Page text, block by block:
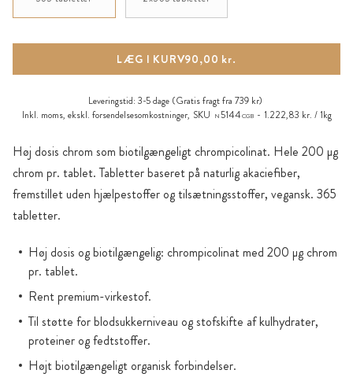
Høj dosis chrom som biotilgængeligt chrompicolinat. Hele 200 µg
chrom pr. tablet. Tabletter baseret på naturlig akaciefiber,
fremstillet uden hjælpestoffer og tilsætningsstoffer, vegansk. 365
tabletter.
Høj dosis og biotilgængelig: chrompicolinat med 200 µg chrom
pr. tablet.
Rent premium-virkestof.
Til støtte for blodsukkerniveau og stofskifte af kulhydrater,
proteiner og fedtstoffer.
Højt biotilgængeligt organisk forbindelser.
LÆG I KURV90,00 kr.
Leveringstid: 3-5 dage (Gratis fragt fra 739 kr)
Inkl. moms, ekskl. forsendelsesomkostninger, SKU N 5144CGB 1.222,83 kr. / 1kg